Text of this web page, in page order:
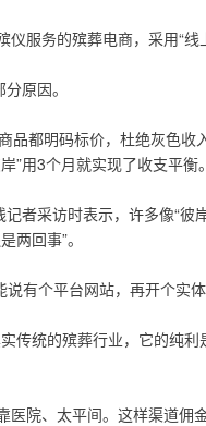
服务的殡葬电商，采用“
原因。
品都明码标价，杜绝灰色
用3个月就实现了收支平衡。
者采访时表示，许多像“
两回事”。
有个平台网站，再开个实
统的殡葬行业，它的纯
院、太平间。这样渠道